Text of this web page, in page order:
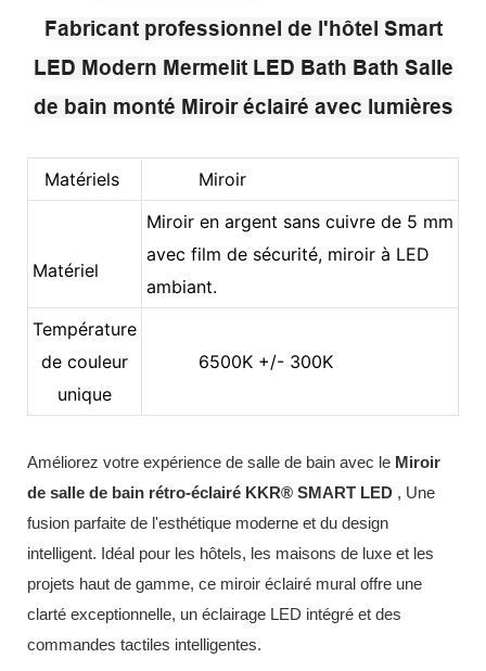
Fabricant professionnel de l'hôtel Smart
LED Modern Mermelit LED Bath Bath Salle
de bain monté Miroir éclairé avec lumières
Matériels Miroir
Matériel
Miroir en argent sans cuivre de 5 mm
avec film de sécurité, miroir à LED
ambiant.
Température
de couleur
unique
6500K +/- 300K
Améliorez votre expérience de salle de bain avec le Miroir
de salle de bain rétro-éclairé KKR® SMART LED , Une
fusion parfaite de l'esthétique moderne et du design
intelligent. Idéal pour les hôtels, les maisons de luxe et les
projets haut de gamme, ce miroir éclairé mural offre une
clarté exceptionnelle, un éclairage LED intégré et des
commandes tactiles intelligentes.